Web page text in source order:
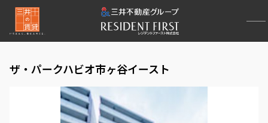
ザ・パークハビオ市ヶ谷イースト